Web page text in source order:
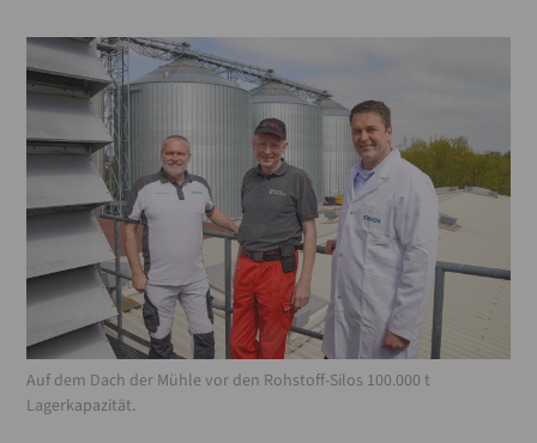
Auf dem Dach der Mühle vor den Rohstoff-Silos 100.000 t
Lagerkapazität.